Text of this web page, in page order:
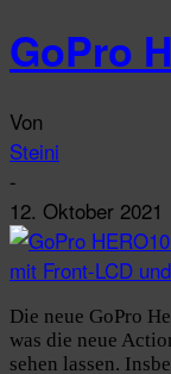
GoPro
Von
Steini
-
12. Oktober 2021
Die neue GoPro
was die neue
sehen lassen.